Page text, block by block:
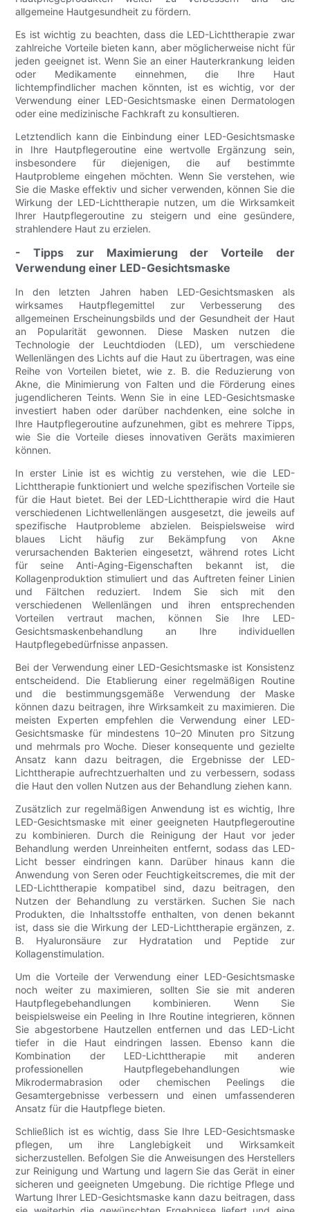
allgemeine Hautgesundheit zu fördern.
Es ist wichtig zu beachten, dass die LED-Lichttherapie zwar
zahlreiche Vorteile bieten kann, aber möglicherweise nicht für
jeden geeignet ist. Wenn Sie an einer Hauterkrankung leiden
oder Medikamente einnehmen, die Ihre Haut
lichtempfindlicher machen könnten, ist es wichtig, vor der
Verwendung einer LED-Gesichtsmaske einen Dermatologen
oder eine medizinische Fachkraft zu konsultieren.
Letztendlich kann die Einbindung einer LED-Gesichtsmaske
in Ihre Hautpflegeroutine eine wertvolle Ergänzung sein,
insbesondere für diejenigen, die auf bestimmte
Hautprobleme eingehen möchten. Wenn Sie verstehen, wie
Sie die Maske effektiv und sicher verwenden, können Sie die
Wirkung der LED-Lichttherapie nutzen, um die Wirksamkeit
Ihrer Hautpflegeroutine zu steigern und eine gesündere,
strahlendere Haut zu erzielen.
- Tipps zur Maximierung der Vorteile der
Verwendung einer LED-Gesichtsmaske
In den letzten Jahren haben LED-Gesichtsmasken als
wirksames Hautpflegemittel zur Verbesserung des
allgemeinen Erscheinungsbilds und der Gesundheit der Haut
an Popularität gewonnen. Diese Masken nutzen die
Technologie der Leuchtdioden (LED), um verschiedene
Wellenlängen des Lichts auf die Haut zu übertragen, was eine
Reihe von Vorteilen bietet, wie z. B. die Reduzierung von
Akne, die Minimierung von Falten und die Förderung eines
jugendlicheren Teints. Wenn Sie in eine LED-Gesichtsmaske
investiert haben oder darüber nachdenken, eine solche in
Ihre Hautpflegeroutine aufzunehmen, gibt es mehrere Tipps,
wie Sie die Vorteile dieses innovativen Geräts maximieren
können.
In erster Linie ist es wichtig zu verstehen, wie die LED-
Lichttherapie funktioniert und welche spezifischen Vorteile sie
für die Haut bietet. Bei der LED-Lichttherapie wird die Haut
verschiedenen Lichtwellenlängen ausgesetzt, die jeweils auf
spezifische Hautprobleme abzielen. Beispielsweise wird
blaues Licht häufig zur Bekämpfung von Akne
verursachenden Bakterien eingesetzt, während rotes Licht
für seine Anti-Aging-Eigenschaften bekannt ist, die
Kollagenproduktion stimuliert und das Auftreten feiner Linien
und Fältchen reduziert. Indem Sie sich mit den
verschiedenen Wellenlängen und ihren entsprechenden
Vorteilen vertraut machen, können Sie Ihre LED-
Gesichtsmaskenbehandlung an Ihre individuellen
Hautpflegebedürfnisse anpassen.
Bei der Verwendung einer LED-Gesichtsmaske ist Konsistenz
entscheidend. Die Etablierung einer regelmäßigen Routine
und die bestimmungsgemäße Verwendung der Maske
können dazu beitragen, ihre Wirksamkeit zu maximieren. Die
meisten Experten empfehlen die Verwendung einer LED-
Gesichtsmaske für mindestens 10–20 Minuten pro Sitzung
und mehrmals pro Woche. Dieser konsequente und gezielte
Ansatz kann dazu beitragen, die Ergebnisse der LED-
Lichttherapie aufrechtzuerhalten und zu verbessern, sodass
die Haut den vollen Nutzen aus der Behandlung ziehen kann.
Zusätzlich zur regelmäßigen Anwendung ist es wichtig, Ihre
LED-Gesichtsmaske mit einer geeigneten Hautpflegeroutine
zu kombinieren. Durch die Reinigung der Haut vor jeder
Behandlung werden Unreinheiten entfernt, sodass das LED-
Licht besser eindringen kann. Darüber hinaus kann die
Anwendung von Seren oder Feuchtigkeitscremes, die mit der
LED-Lichttherapie kompatibel sind, dazu beitragen, den
Nutzen der Behandlung zu verstärken. Suchen Sie nach
Produkten, die Inhaltsstoffe enthalten, von denen bekannt
ist, dass sie die Wirkung der LED-Lichttherapie ergänzen, z.
B. Hyaluronsäure zur Hydratation und Peptide zur
Kollagenstimulation.
Um die Vorteile der Verwendung einer LED-Gesichtsmaske
noch weiter zu maximieren, sollten Sie sie mit anderen
Hautpflegebehandlungen kombinieren. Wenn Sie
beispielsweise ein Peeling in Ihre Routine integrieren, können
Sie abgestorbene Hautzellen entfernen und das LED-Licht
tiefer in die Haut eindringen lassen. Ebenso kann die
Kombination der LED-Lichttherapie mit anderen
professionellen Hautpflegebehandlungen wie
Mikrodermabrasion oder chemischen Peelings die
Gesamtergebnisse verbessern und einen umfassenderen
Ansatz für die Hautpflege bieten.
Schließlich ist es wichtig, dass Sie Ihre LED-Gesichtsmaske
pflegen, um ihre Langlebigkeit und Wirksamkeit
sicherzustellen. Befolgen Sie die Anweisungen des Herstellers
zur Reinigung und Wartung und lagern Sie das Gerät in einer
sicheren und geeigneten Umgebung. Die richtige Pflege und
Wartung Ihrer LED-Gesichtsmaske kann dazu beitragen, dass